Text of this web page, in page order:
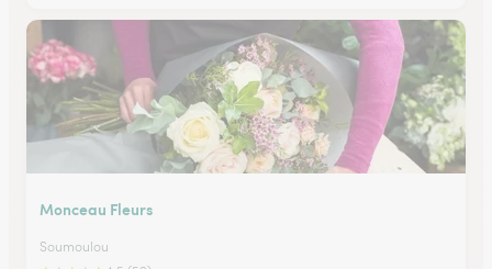
Monceau Fleurs
Soumoulou